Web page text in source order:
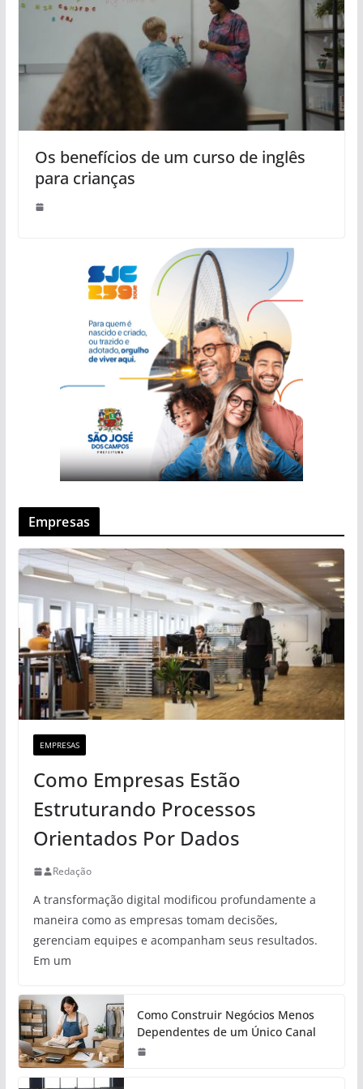
Os benefícios de um curso de inglês
para crianças
Empresas
EMPRESAS
Como Empresas Estão
Estruturando Processos
Orientados Por Dados
Redação
A transformação digital modificou profundamente a
maneira como as empresas tomam decisões,
gerenciam equipes e acompanham seus resultados.
Em um
Como Construir Negócios Menos
Dependentes de um Único Canal